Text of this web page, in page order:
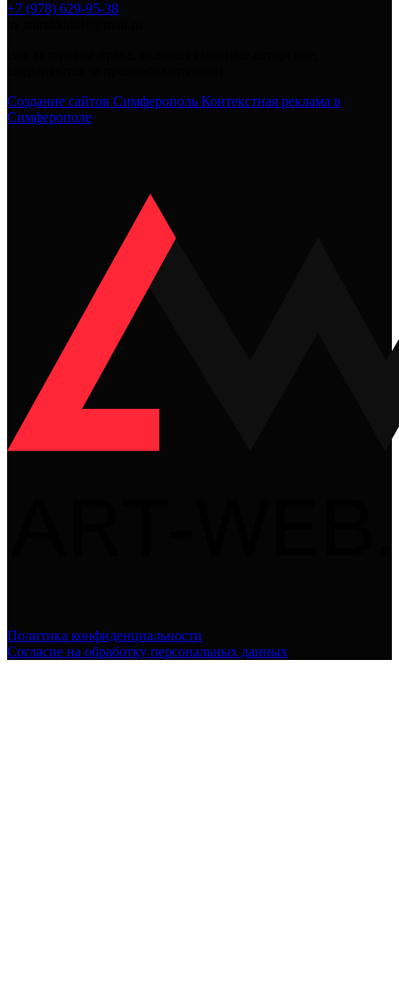
+7 (978) 629-95-38
Создание сайтов Симферополь Контекстная реклама в
Симферополе
Политика конфиденциальности
Согласие на обработку персональных данных